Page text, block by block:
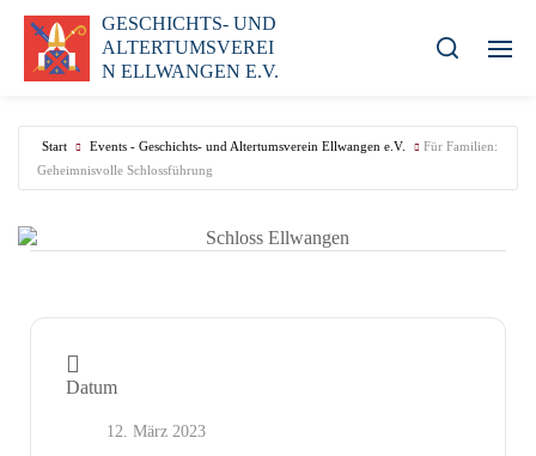
GESCHICHTS- UND
ALTERTUMSVEREI
N ELLWANGEN E.V.
Start Events - Geschichts- und Altertumsverein Ellwangen e.V.
Für Familien:
Geheimnisvolle Schlossführung
Datum
12. März 2023